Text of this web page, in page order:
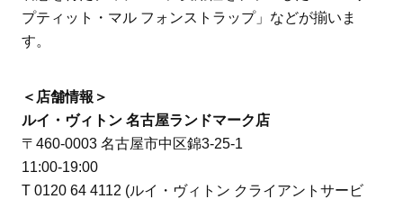
プティット・マル フォンストラップ」などが揃いま
す。
＜店舗情報＞
ルイ・ヴィトン 名古屋ランドマーク店
〒460-0003 名古屋市中区錦3-25-1
11:00-19:00
T 0120 64 4112 (ルイ・ヴィトン クライアントサービ